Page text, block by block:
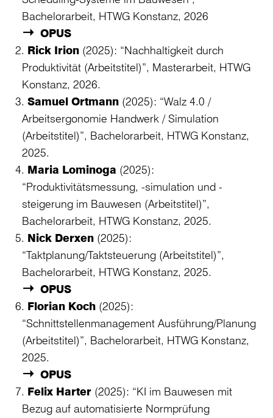
Bachelorarbeit, HTWG Konstanz, 2026
OPUS
Rick Irion (2025): “Nachhaltigkeit durch
Produktivität (Arbeitstitel)”, Masterarbeit, HTWG
Konstanz, 2026.
Samuel Ortmann (2025): “Walz 4.0 /
Arbeitsergonomie Handwerk / Simulation
(Arbeitstitel)”, Bachelorarbeit, HTWG Konstanz,
2025.
Maria Lominoga (2025):
“Produktivitätsmessung, -simulation und -
steigerung im Bauwesen (Arbeitstitel)”,
Bachelorarbeit, HTWG Konstanz, 2025.
Nick Derxen (2025):
“Taktplanung/Taktsteuerung (Arbeitstitel)”,
Bachelorarbeit, HTWG Konstanz, 2025.
OPUS
Florian Koch (2025):
“Schnittstellenmanagement Ausführung/Planung
(Arbeitstitel)”, Bachelorarbeit, HTWG Konstanz,
2025.
OPUS
Felix Harter (2025): “KI im Bauwesen mit
Bezug auf automatisierte Normprüfung